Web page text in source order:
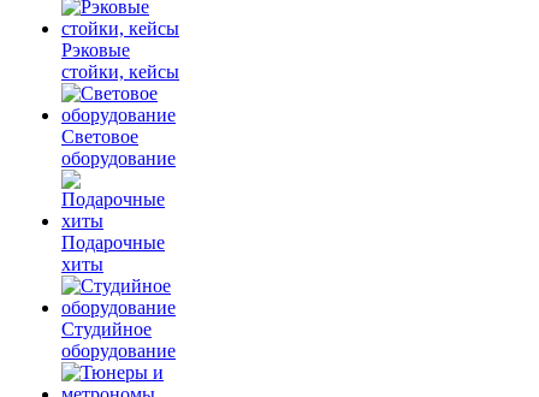
Рэковые
стойки, кейсы
Световое
оборудование
Подарочные
хиты
Студийное
оборудование